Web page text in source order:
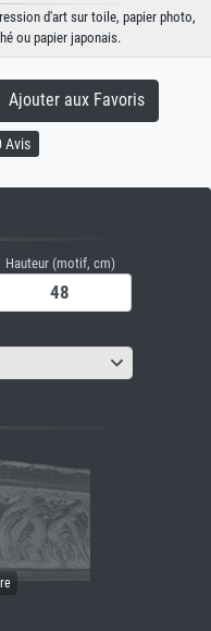
d'art sur toile, papier photo,
ou papier japonais.
Ajouter aux Favoris
Avis
Hauteur (motif, cm)